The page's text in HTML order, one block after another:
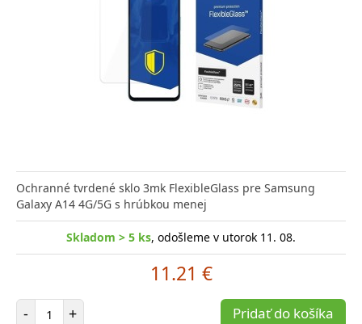
Ochranné tvrdené sklo 3mk FlexibleGlass pre Samsung
Galaxy A14 4G/5G s hrúbkou menej
Skladom > 5 ks, odošleme v utorok 11. 08.
11.21 €
- Počet položiek
+ Pridať do košíka